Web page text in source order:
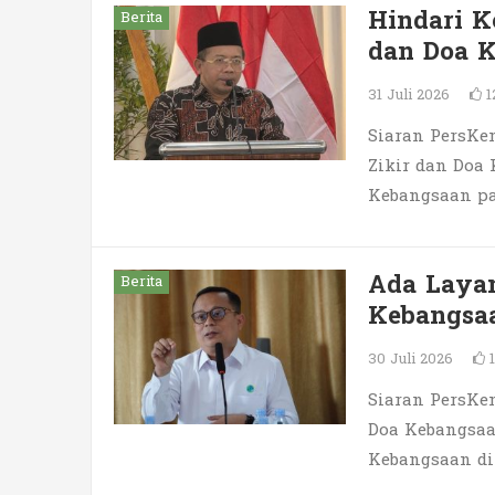
Berita Hindari
dan Doa
31 Juli 2026
Siaran
Zikir dan Doa
Kebangsaan
Berita Ada
30 Juli 2026
Siaran
Doa
Kebangsaan